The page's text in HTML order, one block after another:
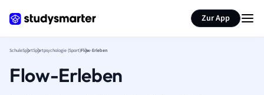
Zur App
SchuleSportSportpsychologie (Sport)Flow-Erleben
Flow-Erleben
Seite zusammenfassen